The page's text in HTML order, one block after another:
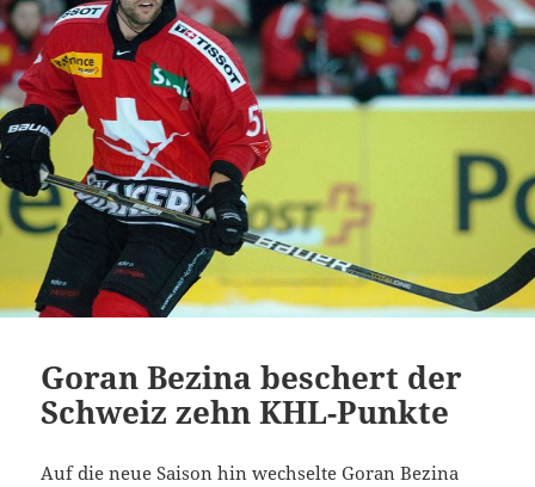
Goran Bezina beschert der
Schweiz zehn KHL-Punkte
Auf die neue Saison hin wechselte Goran Bezina